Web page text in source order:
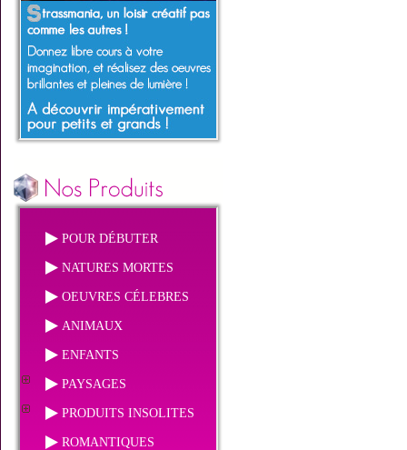
POUR DÉBUTER
NATURES MORTES
OEUVRES CÉLEBRES
ANIMAUX
ENFANTS
PAYSAGES
PRODUITS INSOLITES
ROMANTIQUES